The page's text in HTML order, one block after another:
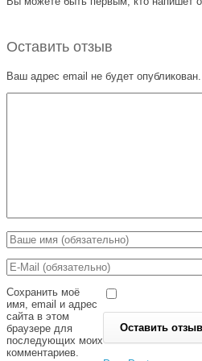
Оставить отзыв
Ваш адрес email не будет опубликован.
Сохранить моё
имя, email и адрес
сайта в этом
браузере для
последующих моих
комментариев.